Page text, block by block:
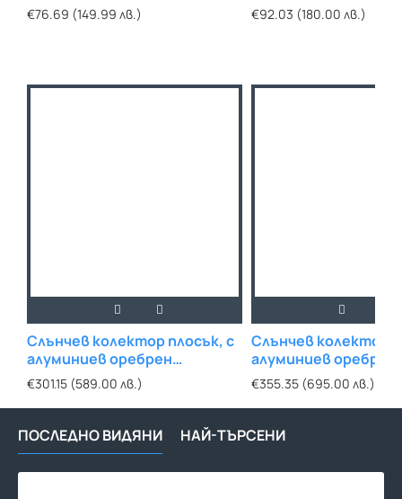
€76.69 (149.99 лв.) €92.03 (180.00 лв.)
Слънчев колектор плосък, с
алуминиев оребрен
абсорбер, 1.5 кв.м
€301.15 (589.00 лв.)
Слънчев колектор
алуминиев оребрен
абсорбер, 2 кв. м
€355.35 (695.00 лв.)
ПОСЛЕДНО ВИДЯНИ НАЙ-ТЪРСЕНИ